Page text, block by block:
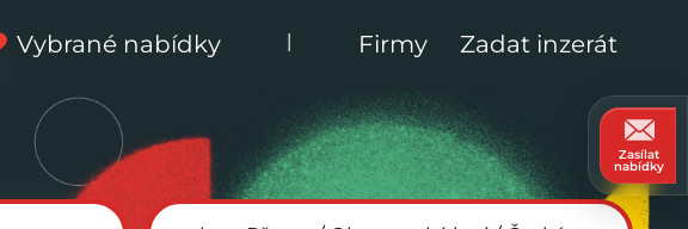
Vybrané nabídky | Firmy Zadat inzerát
Zasílat
nabídky